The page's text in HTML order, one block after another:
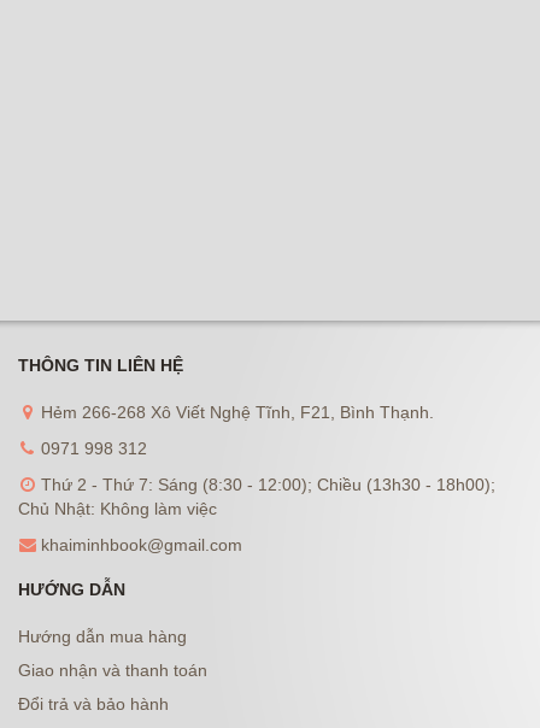
THÔNG TIN LIÊN HỆ
Hẻm 266-268 Xô Viết Nghệ Tĩnh, F21, Bình Thạnh.
0971 998 312
Thứ 2 - Thứ 7: Sáng (8:30 - 12:00); Chiều (13h30 - 18h00);
Chủ Nhật: Không làm việc
khaiminhbook@gmail.com
HƯỚNG DẪN
Hướng dẫn mua hàng
Giao nhận và thanh toán
Đổi trả và bảo hành